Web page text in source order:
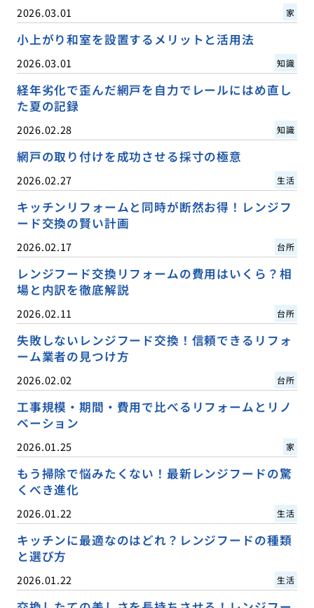
2026.03.01 家
小上がり和室を設置するメリットと活用法
2026.03.01 知識
経年劣化で歪んだ網戸を自力でレールにはめ直し
た夏の記録
2026.02.28 知識
網戸の取り付けを成功させる採寸の極意
2026.02.27 生活
キッチンリフォームと同時が断然お得！レンジフ
ード交換の賢い計画
2026.02.17 台所
レンジフード交換リフォームの費用はいくら？相
場と内訳を徹底解説
2026.02.11 台所
失敗しないレンジフード交換！信頼できるリフォ
ーム業者の見つけ方
2026.02.02 台所
工事規模・期間・費用で比べるリフォームとリノ
ベーション
2026.01.25 家
もう掃除で悩みたくない！最新レンジフードの驚
くべき進化
2026.01.22 生活
キッチンに最適なのはどれ？レンジフードの種類
と選び方
2026.01.22 生活